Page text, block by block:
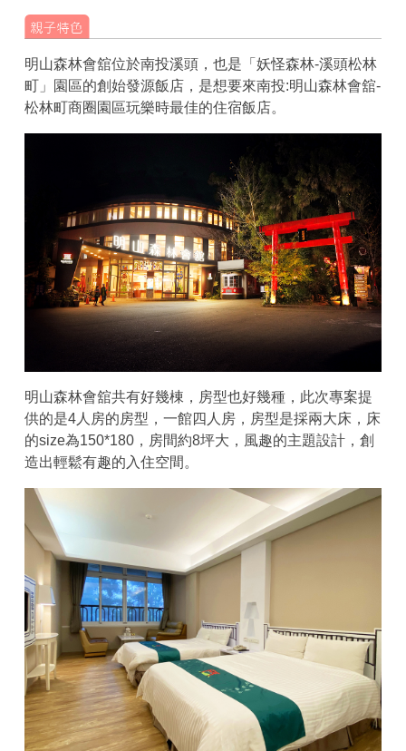
明山森林會舘位於南投溪頭，也是「妖怪森林-溪頭松林
町」園區的創始發源飯店，是想要來南投:明山森林會舘-
松林町商圈園區玩樂時最佳的住宿飯店。
明山森林會舘共有好幾棟，房型也好幾種，此次專案提
供的是4人房的房型，一館四人房，房型是採兩大床，床
的size為150*180，房間約8坪大，風趣的主題設計，創
造出輕鬆有趣的入住空間。